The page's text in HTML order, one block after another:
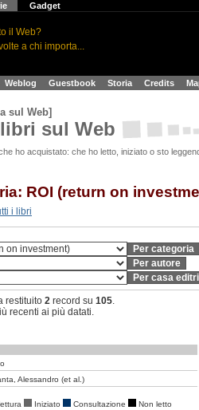
Gadget
il Web?
a chi importa...
Weblog Guestbook Storia Credits
sul Web]
sul Web
ho acquistato: che ho letto, iniziato o sto
ROI (return on
i libri
restituito 2 record su 105.
recenti ai più datati.
Alessandro (et al.)
Iniziato Consultazione Non letto